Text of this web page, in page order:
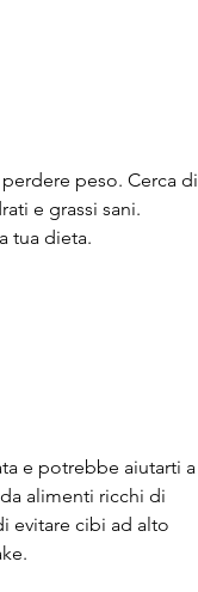
peso. Cerca di
e grassi sani.
tua dieta.
e potrebbe aiutarti a
alimenti ricchi di
evitare cibi ad alto